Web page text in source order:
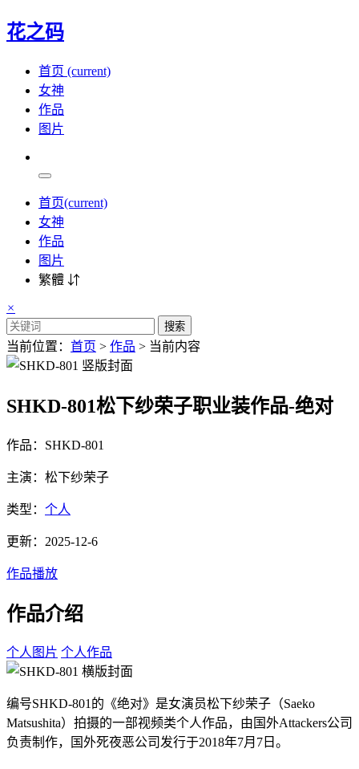
花之码
首页 (current)
女神
作品
图片
首页(current)
女神
作品
图片
繁體 ⇵
×
搜索
当前位置： 首页 > 作品 > 当前内容
SHKD-801松下纱荣子职业装作品-绝对
作品：SHKD-801
主演：松下纱荣子
类型： 个人
更新：2025-12-6
作品播放
作品介绍
个人图片 个人作品
编号SHKD-801的《绝对》是女演员松下纱荣子（Saeko
Matsushita）拍摄的一部视频类个人作品，由国外Attackers公司
负责制作，国外死夜恶公司发行于2018年7月7日。